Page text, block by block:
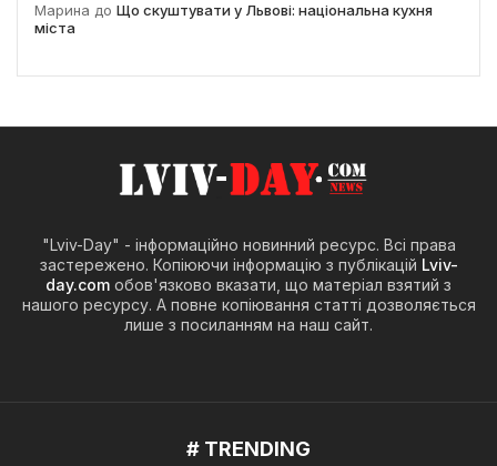
Марина до Що скуштувати у Львові: національна кухня
міста
"Lviv-Day" - інформаційно новинний ресурс. Всі права
застережено. Копіюючи інформацію з публікацій Lviv-
day.com обов'язково вказати, що матеріал взятий з
нашого ресурсу. А повне копіювання статті дозволяється
лише з посиланням на наш сайт.
# TRENDING